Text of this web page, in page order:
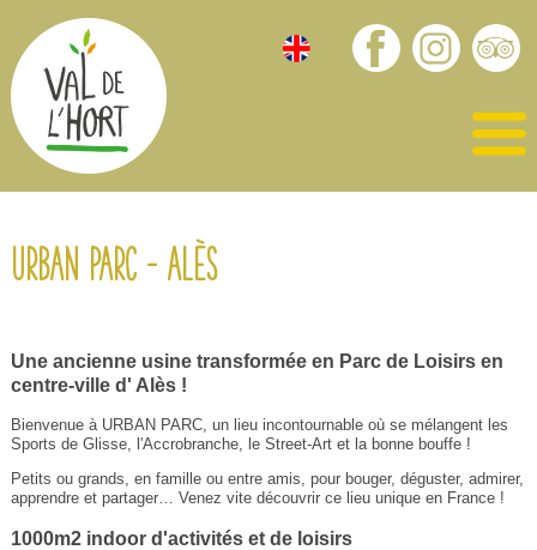
Urban Parc - Alès
Une ancienne usine transformée en Parc de Loisirs en
centre-ville d' Alès !
Bienvenue à URBAN PARC, un lieu incontournable où se mélangent les
Sports de Glisse, l'Accrobranche, le Street-Art et la bonne bouffe !
Petits ou grands, en famille ou entre amis, pour bouger, déguster, admirer,
apprendre et partager… Venez vite découvrir ce lieu unique en France !
1000m2 indoor d'activités et de loisirs